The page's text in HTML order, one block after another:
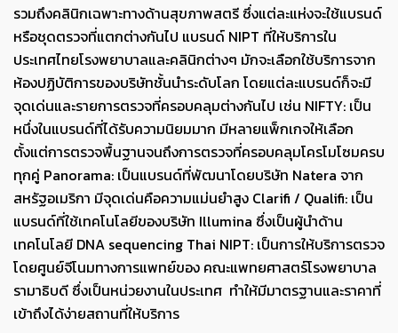
รวมถึงคลินิกเฉพาะทางด้านสุขภาพสตรี ซึ่งแต่ละแห่งจะใช้แบรนด์
หรือชุดตรวจที่แตกต่างกันไป แบรนด์ NIPT ที่ให้บริการใน
ประเทศไทยโรงพยาบาลและคลินิกต่างๆ มักจะเลือกใช้บริการจาก
ห้องปฏิบัติการของบริษัทชั้นนำระดับโลก โดยแต่ละแบรนด์ก็จะมี
จุดเด่นและรายการตรวจที่ครอบคลุมต่างกันไป เช่น NIFTY: เป็น
หนึ่งในแบรนด์ที่ได้รับความนิยมมาก มีหลายแพ็กเกจให้เลือก
ตั้งแต่การตรวจพื้นฐานจนถึงการตรวจที่ครอบคลุมโครโมโซมครบ
ทุกคู่ Panorama: เป็นแบรนด์ที่พัฒนาโดยบริษัท Natera จาก
สหรัฐอเมริกา มีจุดเด่นคือความแม่นยำสูง Clarifi / Qualifi: เป็น
แบรนด์ที่ใช้เทคโนโลยีของบริษัท Illumina ซึ่งเป็นผู้นำด้าน
เทคโนโลยี DNA sequencing Thai NIPT: เป็นการให้บริการตรวจ
โดยศูนย์จีโนมทางการแพทย์ของ คณะแพทยศาสตร์โรงพยาบาล
รามาธิบดี ซึ่งเป็นหน่วยงานในประเทศ ทำให้มีมาตรฐานและราคาที่
เข้าถึงได้ง่ายสถานที่ให้บริการ